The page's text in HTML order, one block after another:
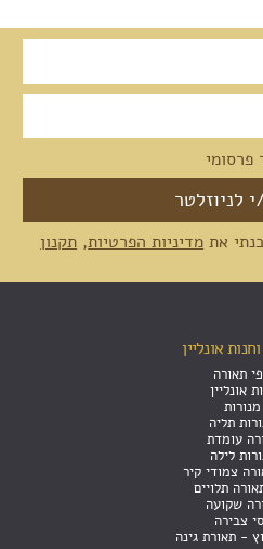
את מדיניות הפרטיות, תקנון
אונליין
תאורה
אונליין
מנורות
תליה
עומדת
לילה
צמודי קיר
תלויים
שקועה
צבירה
- תאורת גינה